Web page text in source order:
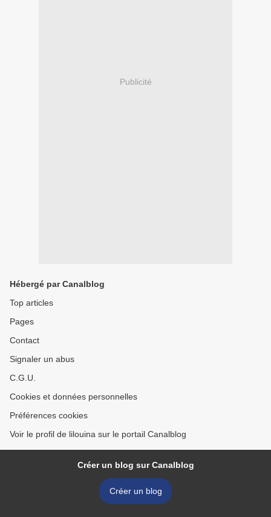
Publicité
Hébergé par Canalblog
Top articles
Pages
Contact
Signaler un abus
C.G.U.
Cookies et données personnelles
Préférences cookies
Voir le profil de lilouina sur le portail Canalblog
Créer un blog sur Canalblog
Créer un blog